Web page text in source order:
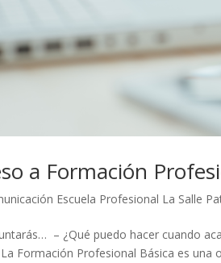
a Formación
Escuela Profesional La Salle
– ¿Qué puedo hacer cuando
La Formación Profesional Básica es